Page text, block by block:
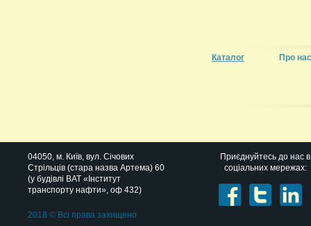
Каталог Про нас
04050, м. Київ, вул. Січових
Стрільців (стара назва Артема) 60
(у будівлі ВАТ «Інститут
транспорту нафти», оф 432)
2018 © Всі права захищено
Приєднуйтесь до нас в
соціальних мережах: